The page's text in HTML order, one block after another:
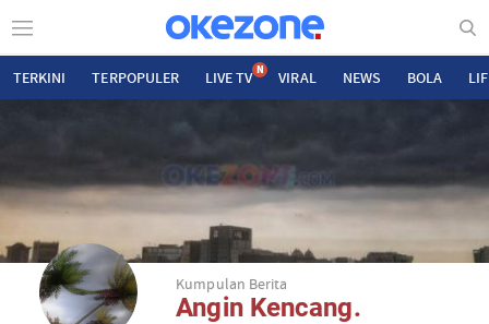
TERKINI TERPOPULER LIVE TV N VIRAL NEWS BOLA
Kumpulan Berita
Angin Kencang.